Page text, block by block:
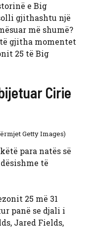
e Big
gjithashtu një
më shumë?
gjitha momentet
25 të Big
Cirie
Getty Images)
para natës së
të
25 më 31
panë se djali i
Jared Fields,